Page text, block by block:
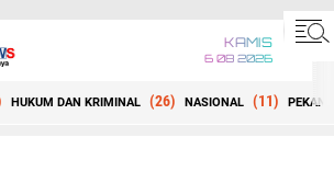
KAMIS
6 08 2026
HUKUM DAN KRIMINAL (26) NASIONAL (11)